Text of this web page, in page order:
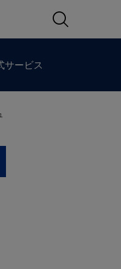
サービス